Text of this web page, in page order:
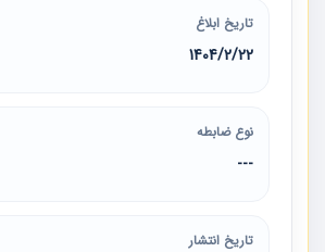
تاریخ ابلاغ
1404/2/22
نوع ضابطه
---
تاریخ انتشار